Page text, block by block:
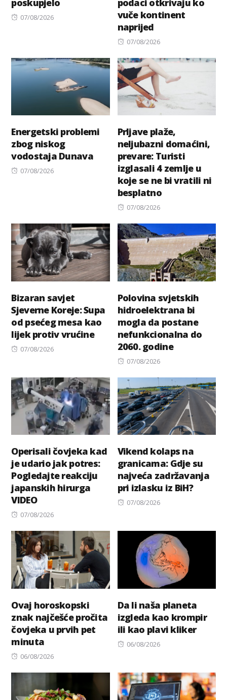
poskupjelo
Posted
07/08/2026
podaci otkrivaju ko
vuče kontinent
naprijed
Posted
07/08/2026
Energetski problemi
zbog niskog
vodostaja Dunava
Posted
07/08/2026
Prljave plaže,
neljubazni domaćini,
prevare: Turisti
izglasali 4 zemlje u
koje se ne bi vratili ni
besplatno
Posted
07/08/2026
Bizaran savjet
Sjeverne Koreje: Supa
od psećeg mesa kao
lijek protiv vrućine
Posted
07/08/2026
Polovina svjetskih
hidroelektrana bi
mogla da postane
nefunkcionalna do
2060. godine
Posted
07/08/2026
Operisali čovjeka kad
je udario jak potres:
Pogledajte reakciju
japanskih hirurga
VIDEO
Posted
07/08/2026
Vikend kolaps na
granicama: Gdje su
najveća zadržavanja
pri izlasku iz BiH?
Posted
07/08/2026
Ovaj horoskopski
znak najčešće pročita
čovjeka u prvih pet
minuta
Posted
06/08/2026
Da li naša planeta
izgleda kao krompir
ili kao plavi kliker
Posted
06/08/2026